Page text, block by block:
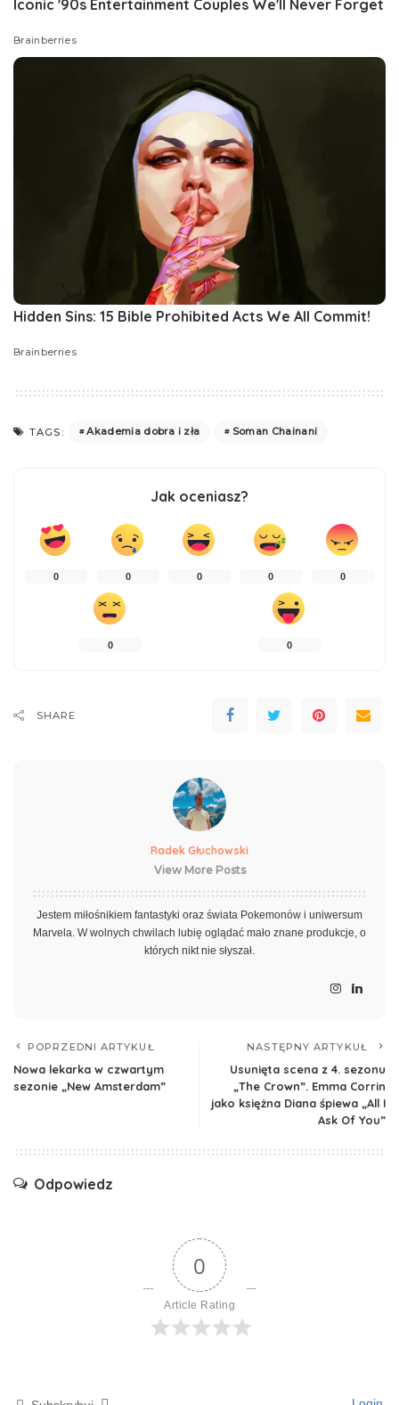
TAGS: Akademia dobra i zła Soman Chainani
Jak oceniasz?
0 0 0 0 0
0 0
SHARE
Radek Głuchowski
View More Posts
Jestem miłośnikiem fantastyki oraz świata Pokemonów i uniwersum
Marvela. W wolnych chwilach lubię oglądać mało znane produkcje, o
których nikt nie słyszał.
POPRZEDNI ARTYKUŁ
Nowa lekarka w czwartym
sezonie „New Amsterdam”
NASTĘPNY ARTYKUŁ
Usunięta scena z 4. sezonu
„The Crown”. Emma Corrin
jako księżna Diana śpiewa „All I
Ask Of You”
Odpowiedz
0
Article Rating